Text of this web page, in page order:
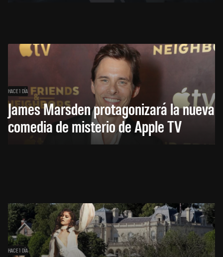
HACE 1 DÍA
James Marsden protagonizará la nueva
comedia de misterio de Apple TV
HACE 1 DÍA